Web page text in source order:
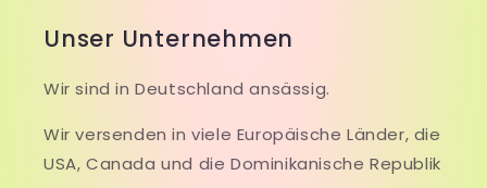
Unser Unternehmen
Wir sind in Deutschland ansässig.
Wir versenden in viele Europäische Länder, die
USA, Canada und die Dominikanische Republik